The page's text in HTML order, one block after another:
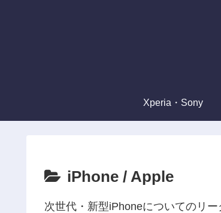
Xperia・Sony
iPhone / Apple
次世代・新型iPhoneについてのリ